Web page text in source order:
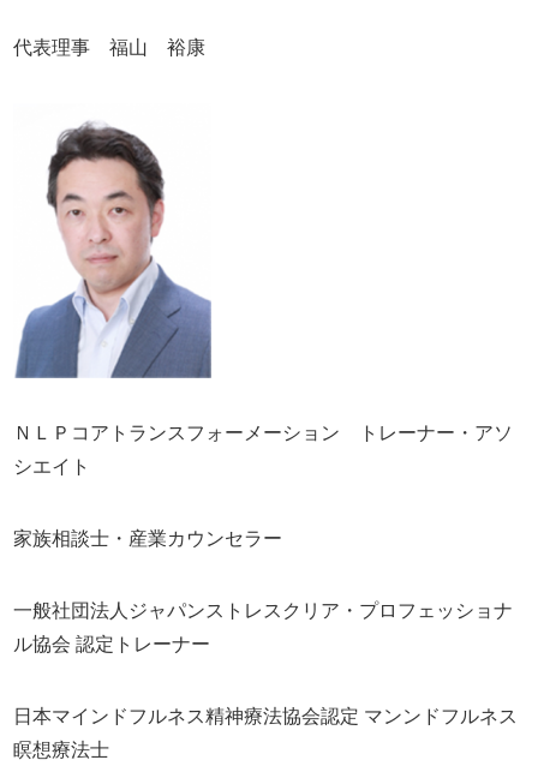
代表理事 福山 裕康
ＮＬＰコアトランスフォーメーション トレーナー・アソ
シエイト
家族相談士・産業カウンセラー
一般社団法人ジャパンストレスクリア・プロフェッショナ
ル協会 認定トレーナー
日本マインドフルネス精神療法協会認定 マンンドフルネス
瞑想療法士